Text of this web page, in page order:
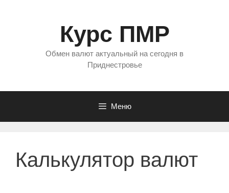
Курс ПМР
Обмен валют актуальный на сегодня в
Приднестровье
Меню
Калькулятор валют